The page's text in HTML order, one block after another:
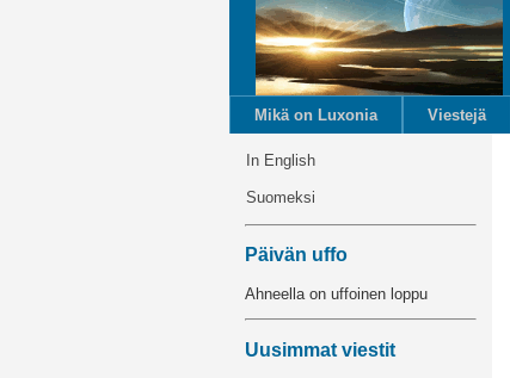
Mikä on Luxonia Viestejä
In English
Suomeksi
Päivän uffo
Ahneella on uffoinen loppu
Uusimmat viestit